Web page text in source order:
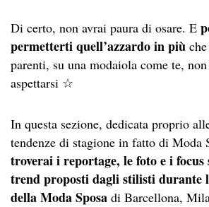
Di certo, non avrai paura di osare. E
permetterti quell’azzardo in più
parenti, su una modaiola come te,
aspettarsi ☆
In questa sezione, dedicata proprio
tendenze di stagione in fatto di Moda
troverai i reportage, le foto e i focus
trend proposti dagli stilisti durante
della Moda Sposa di Barcellona,